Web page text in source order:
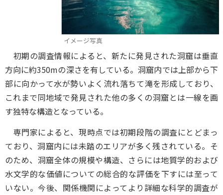
イメージ写真
初期の調査情報によると、新たに発見された洞窟は垂直
方向に約350mの深さを有している。洞窟内では上部から下
部に向かって水が勢いよく流れ落ちて滝を形成しており、
これまで同地域で発見された他の多くの洞窟とは一線を画
す独特な構造となっている。
専門家によると、現時点では初期段階の調査にとどまっ
ており、洞窟内には未踏のエリアが多く残されている。そ
のため、洞窟全体の規模や構造、さらには地質学的および
水文学的な価値についての総合的な評価を下すには至って
いない。今後、関係機関によってより詳細な科学的調査が